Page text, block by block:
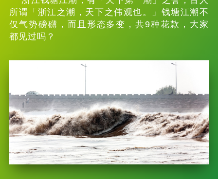
所谓「浙江之潮，天下之伟观也。」钱塘江潮不
仅气势磅礴，而且形态多变，共9种花款，大家
都见过吗？